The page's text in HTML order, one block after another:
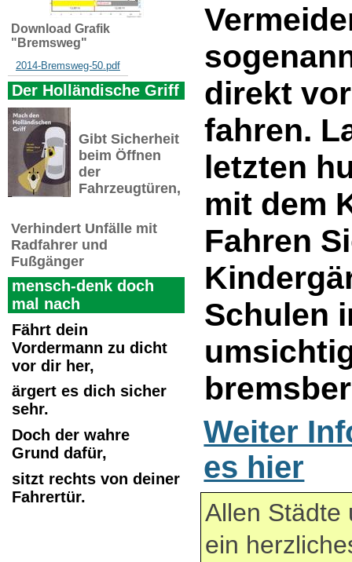
Download Grafik
"Bremsweg"
2014-Bremsweg-50.pdf
Der Holländische Griff
Gibt Sicherheit
beim Öffnen
der
Fahrzeugtüren,
Verhindert Unfälle mit
Radfahrer und
Fußgänger
mensch-denk doch
mal nach
Fährt dein
Vordermann zu dicht
vor dir her,
ärgert es dich sicher
sehr.
Doch der wahre
Grund dafür,
sitzt rechts von deiner
Fahrertür.
direkt
fahren.
letzten
mit dem
Fahren
Schulen
Weiter
es hier
Allen Städte
ein